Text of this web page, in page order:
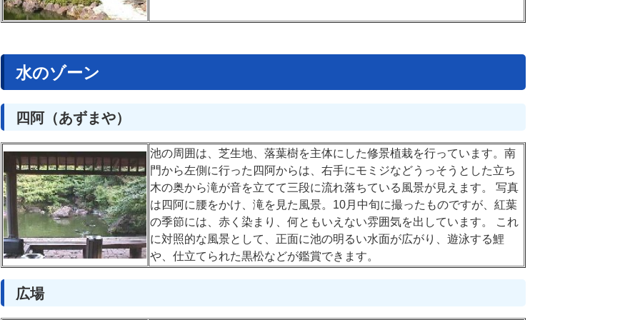
水のゾーン
四阿（あずまや）
池の周囲は、芝生地、落葉樹を主体にした修景植栽を行っています。南
門から左側に行った四阿からは、右手にモミジなどうっそうとした立ち
木の奥から滝が音を立てて三段に流れ落ちている風景が見えます。 写真
は四阿に腰をかけ、滝を見た風景。10月中旬に撮ったものですが、紅葉
の季節には、赤く染まり、何ともいえない雰囲気を出しています。 これ
に対照的な風景として、正面に池の明るい水面が広がり、遊泳する鯉
や、仕立てられた黒松などが鑑賞できます。
広場